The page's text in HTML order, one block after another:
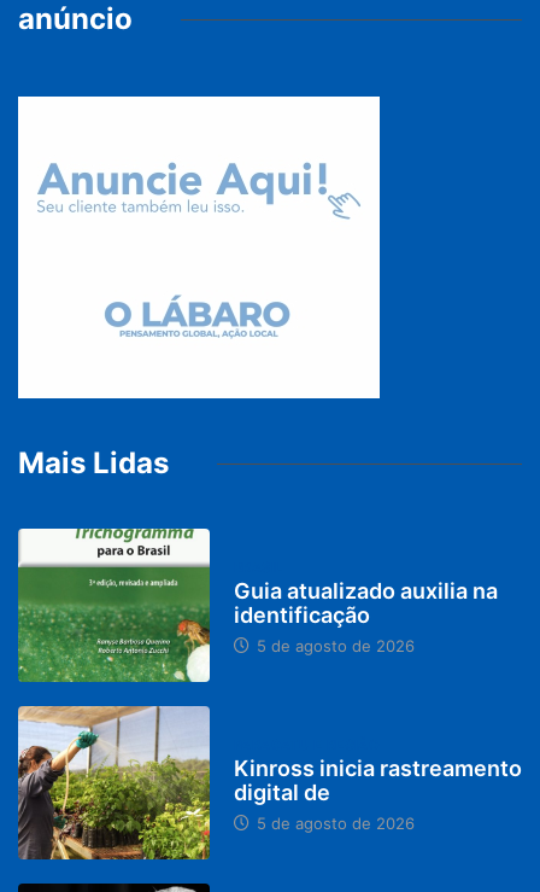
anúncio
Mais Lidas
Guia atualizado auxilia na
identificação
5 de agosto de 2026
Kinross inicia rastreamento
digital de
5 de agosto de 2026